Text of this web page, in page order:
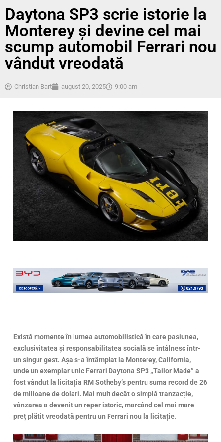
Daytona SP3 scrie istorie la
Monterey și devine cel mai
scump automobil Ferrari nou
vândut vreodată
Christian Bart august 20, 2025 9:00 am
Există momente în lumea automobilistică în care pasiunea,
exclusivitatea și responsabilitatea socială se întâlnesc într-
un singur gest. Așa s-a întâmplat la Monterey, California,
unde un exemplar unic Ferrari Daytona SP3 „Tailor Made” a
fost vândut la licitația RM Sotheby’s pentru suma record de 26
de milioane de dolari. Mai mult decât o simplă tranzacție,
vânzarea a devenit un reper istoric, marcând cel mai mare
preț plătit vreodată pentru un Ferrari nou la licitație.